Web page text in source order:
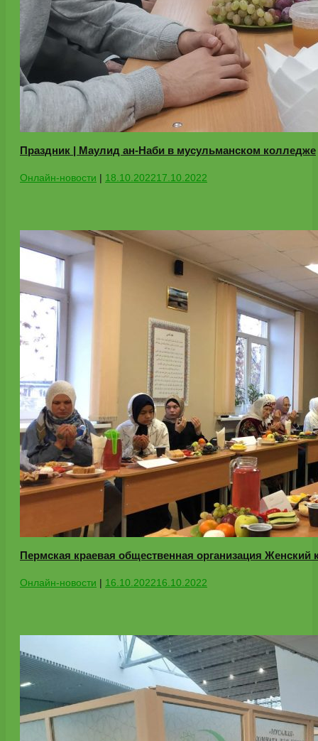
Праздник | Маулид ан-Наби в мусульманском колледже
Онлайн-новости | 18.10.202217.10.2022
Пермская краевая общественная организация
Онлайн-новости | 16.10.202216.10.2022